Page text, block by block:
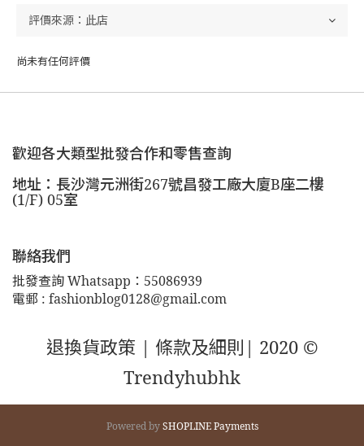
尚未有任何評價
歡迎各大類型批發合作和零售查詢
地址：長沙灣元洲街267號昌發工廠大廈B座二樓
(1/F) 05室
聯絡我們
批發查詢 Whatsapp：55086939
電郵 : fashionblog0128@gmail.com
退換貨政策 | 條款及細則 | 2020 ©
Trendyhubhk
Powered bySHOPLINE Payments